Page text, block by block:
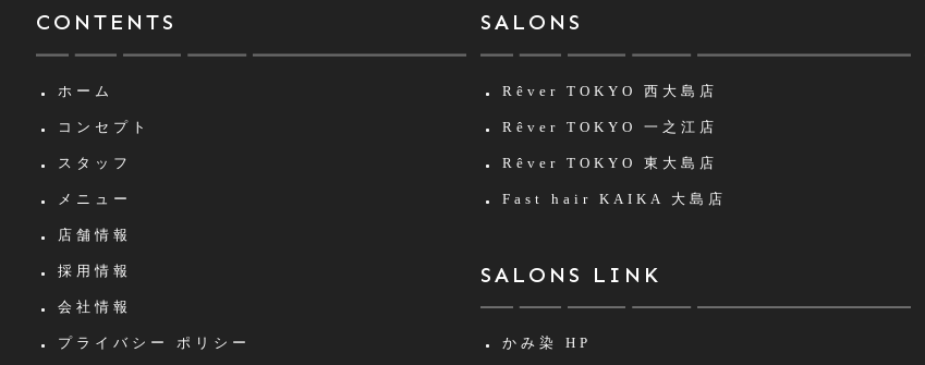
CONTENTS
ホーム
コンセプト
スタッフ
メニュー
店舗情報
採用情報
会社情報
プライバシー ポリシー
SALONS
Rêver TOKYO 西大島店
Rêver TOKYO 一之江店
Rêver TOKYO 東大島店
Fast hair KAIKA 大島店
SALONS LINK
かみ染 HP